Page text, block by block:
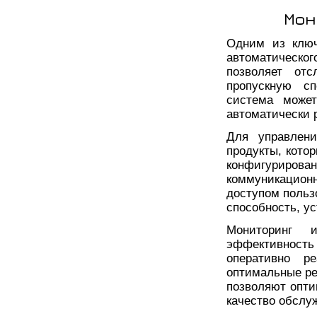
Одним из
позволяет
пропускную
система
автоматически
Для
продукты,
доступом
способность,
Мониторинг
оперативно
оптимальные
позволяют
качество